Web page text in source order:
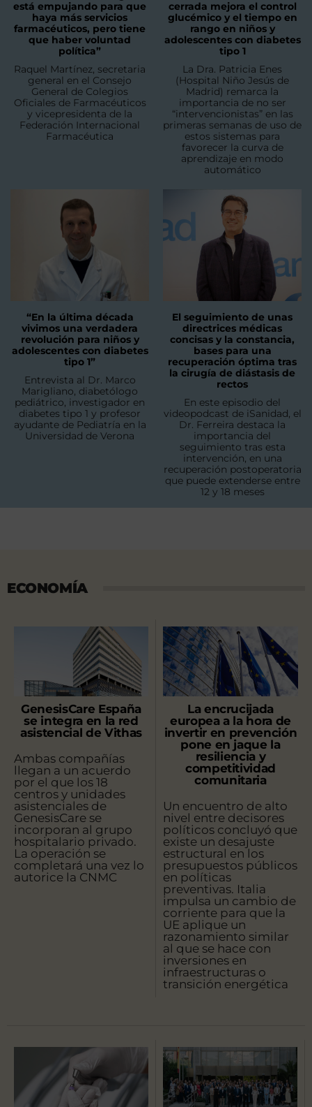
está empujando para que
haya más servicios
farmacéuticos, pero tiene
que haber voluntad
política”
Raquel Martínez, secretaria
general en el Consejo
General de Colegios
Oficiales de Farmacéuticos
y vicepresidenta de la
Federación Internacional
Farmacéutica
cerrada mejora el control
glucémico y el tiempo en
rango en niños y
adolescentes con diabetes
tipo 1
La Dra. Patricia Enes
(Hospital Niño Jesús de
Madrid) remarca la
importancia de no ser
“intervencionistas” en las
primeras semanas de uso de
estos sistemas para
favorecer la curva de
aprendizaje en modo
automático
“En la última década
vivimos una verdadera
revolución para niños y
adolescentes con diabetes
tipo 1”
Entrevista al Dr. Marco
Marigliano, diabetólogo
pediátrico, investigador en
diabetes tipo 1 y profesor
ayudante de Pediatría en la
Universidad de Verona
El seguimiento de unas
directrices médicas
concisas y la constancia,
bases para una
recuperación óptima tras
la cirugía de diástasis de
rectos
En este episodio del
videopodcast de iSanidad, el
Dr. Ferreira destaca la
importancia del
seguimiento tras esta
intervención, en una
recuperación postoperatoria
que puede extenderse entre
12 y 18 meses
ECONOMÍA
GenesisCare España
se integra en la red
asistencial de Vithas
Ambas compañías
llegan a un acuerdo
por el que los 18
centros y unidades
asistenciales de
GenesisCare se
incorporan al grupo
hospitalario privado.
La operación se
completará una vez lo
autorice la CNMC
La encrucijada
europea a la hora de
invertir en prevención
pone en jaque la
resiliencia y
competitividad
comunitaria
Un encuentro de alto
nivel entre decisores
políticos concluyó que
existe un desajuste
estructural en los
presupuestos públicos
en políticas
preventivas. Italia
impulsa un cambio de
corriente para que la
UE aplique un
razonamiento similar
al que se hace con
inversiones en
infraestructuras o
transición energética